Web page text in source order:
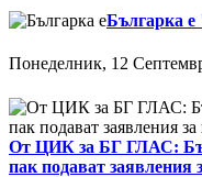
Българка
Понеделник, 12
От ЦИК за БГ ГЛАС:
пак подават заявления